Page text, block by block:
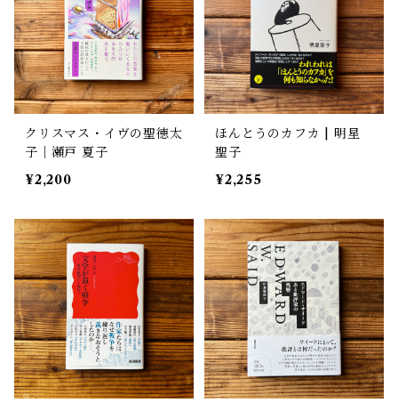
クリスマス・イヴの聖徳太
子｜瀬戸 夏子
¥2,200
ほんとうのカフカ | 明星
聖子
¥2,255